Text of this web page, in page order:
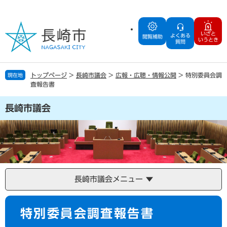
の
で
す
ー
ば
し
文
へ
閲覧補助
よくある
質問
いざと
いうとき
現在地 トップページ > 長崎市議会 > 広報・広聴・情報公開 > 特別委員会調
査報告書
長崎市議会
長崎市議会メニュー
本
特別委員会調査報告書